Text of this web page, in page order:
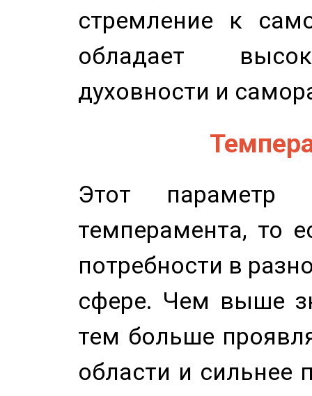
стремление к
обладает
духовности и
Этот параметр
темперамента, то
потребности в
сфере. Чем выше
тем больше
области и сильнее